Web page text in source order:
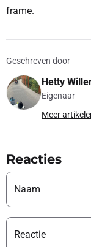
frame.
Geschreven door
Hetty
Eigenaar
Meer
Reacties
Naam
Reactie